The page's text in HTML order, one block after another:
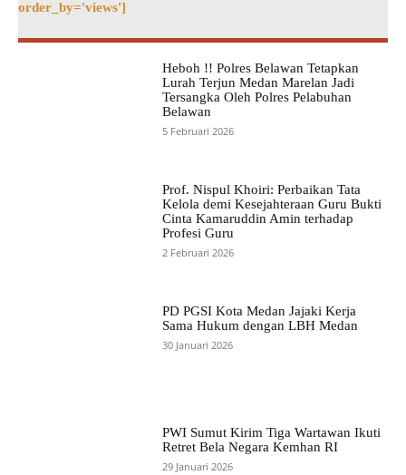
order_by='views']
Heboh !! Polres Belawan Tetapkan
Lurah Terjun Medan Marelan Jadi
Tersangka Oleh Polres Pelabuhan
Belawan
5 Februari 2026
Prof. Nispul Khoiri: Perbaikan Tata
Kelola demi Kesejahteraan Guru Bukti
Cinta Kamaruddin Amin terhadap
Profesi Guru
2 Februari 2026
PD PGSI Kota Medan Jajaki Kerja
Sama Hukum dengan LBH Medan
30 Januari 2026
PWI Sumut Kirim Tiga Wartawan Ikuti
Retret Bela Negara Kemhan RI
29 Januari 2026